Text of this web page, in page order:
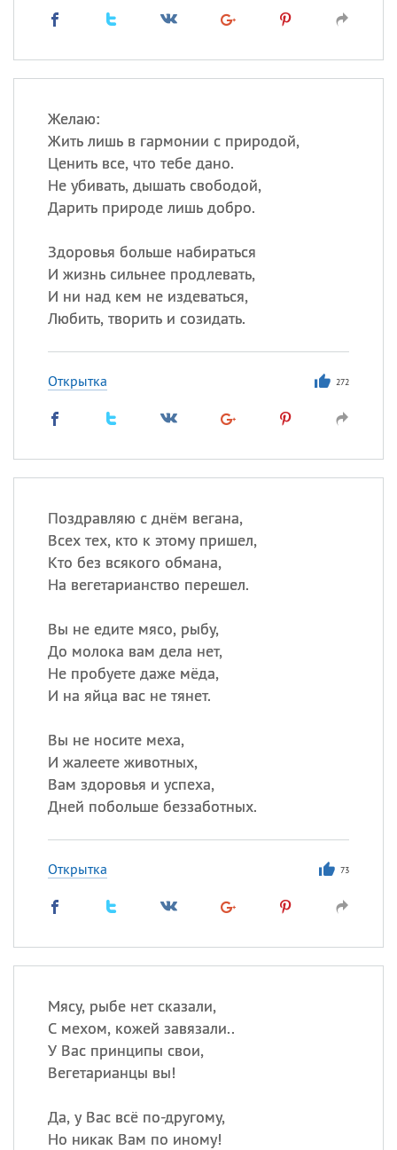
Желаю:
Жить лишь в гармонии с природой,
Ценить все, что тебе дано.
Не убивать, дышать свободой,
Дарить природе лишь добро.
Здоровья больше набираться
И жизнь сильнее продлевать,
И ни над кем не издеваться,
Любить, творить и созидать.
Открытка 272
Поздравляю с днём вегана,
Всех тех, кто к этому пришел,
Кто без всякого обмана,
На вегетарианство перешел.
Вы не едите мясо, рыбу,
До молока вам дела нет,
Не пробуете даже мёда,
И на яйца вас не тянет.
Вы не носите меха,
И жалеете животных,
Вам здоровья и успеха,
Дней побольше беззаботных.
Открытка 73
Мясу, рыбе нет сказали,
С мехом, кожей завязали..
У Вас принципы свои,
Вегетарианцы вы!
Да, у Вас всё по-другому,
Но никак Вам по иному!